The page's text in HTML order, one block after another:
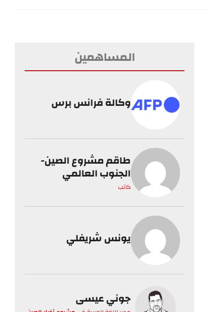
المساهمين
وكالة فرانس برس
طاقم مشروع الصين-
الجنوب العالمي
كاتب
يونس شريفلي
جوني عيسى